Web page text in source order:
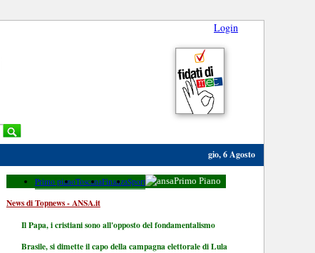
Login
gio, 6 Agosto
Primo pianoToscanaFinanzaSport Primo Piano
News di Topnews - ANSA.it
Il Papa, i cristiani sono all'opposto del fondamentalismo
Brasile, si dimette il capo della campagna elettorale di Lula